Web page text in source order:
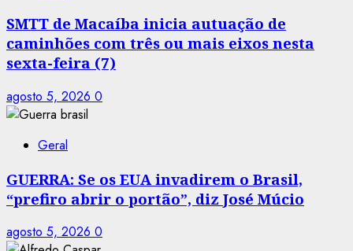
SMTT de Macaíba inicia autuação de
caminhões com três ou mais eixos nesta
sexta-feira (7)
agosto 5, 2026 0
Geral
GUERRA: Se os EUA invadirem o Brasil,
“prefiro abrir o portão”, diz José Múcio
agosto 5, 2026 0